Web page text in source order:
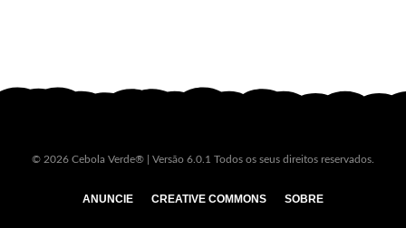
© 2026 Cebola Verde® | Versão 6.0.1 Todos os seus direitos reservados.
ANUNCIE CREATIVE COMMONS SOBRE